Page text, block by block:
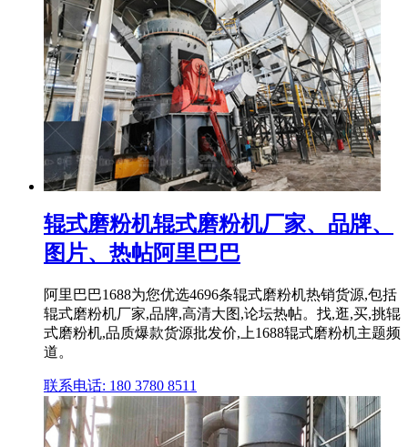
辊式磨粉机辊式磨粉机厂家、品牌、
图片、热帖阿里巴巴
阿里巴巴1688为您优选4696条辊式磨粉机热销货源,包括
辊式磨粉机厂家,品牌,高清大图,论坛热帖。找,逛,买,挑辊
式磨粉机,品质爆款货源批发价,上1688辊式磨粉机主题频
道。
联系电话: 180 3780 8511